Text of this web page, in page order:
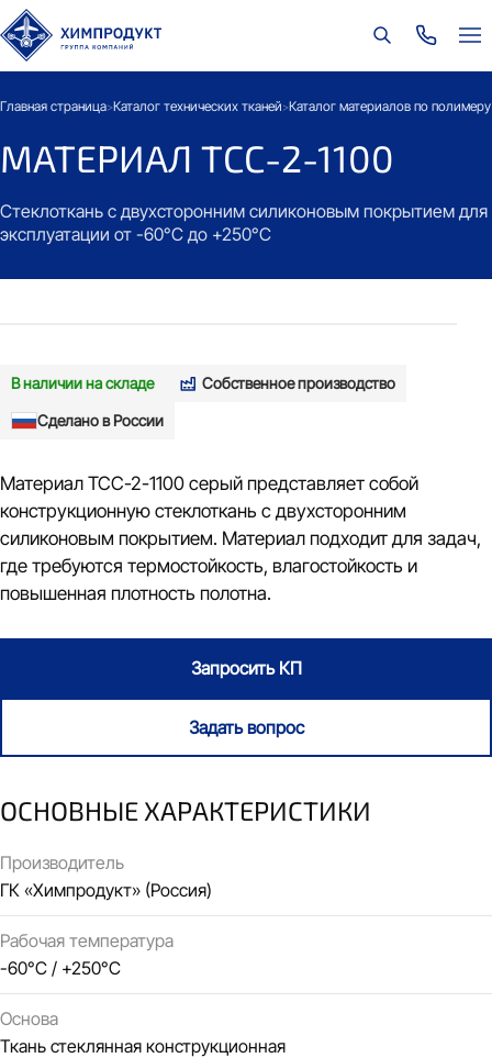
Главная страница>Каталог технических тканей>Каталог материалов по
МАТЕРИАЛ ТСС-2-1100
Стеклоткань с двухсторонним силиконовым покрытием для
эксплуатации от -60°C до +250°C
ОСНОВНЫЕ ХАРАКТЕРИСТИКИ
Производитель
ГК «Химпродукт» (Россия)
Рабочая температура
-60°C / +250°C
Основа
Ткань стеклянная конструкционная
В наличии на складе
Собственное производство
Сделано в России
Материал ТСС-2-1100 серый представляет собой
конструкционную стеклоткань с двухсторонним
силиконовым покрытием. Материал подходит для задач,
где требуются термостойкость, влагостойкость и
повышенная плотность полотна.
Запросить КП
Задать вопрос